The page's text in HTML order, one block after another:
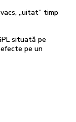
„uitat” timp
situată pe
pe un